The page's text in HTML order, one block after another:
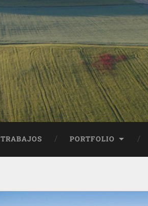
TRABAJOS PORTFOLIO